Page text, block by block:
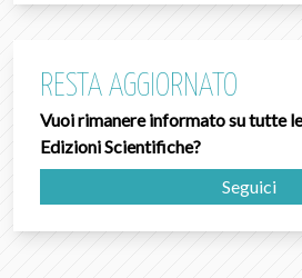
RESTA AGGIORNATO
Vuoi rimanere informato su tutte
Edizioni Scientifiche?
Seguici